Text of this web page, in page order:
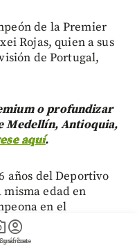
gráficos
account_circle
Suscríbete
de la Premier
Rojas, quien a sus
de Portugal,
o profundizar
Medellín, Antioquia,
aquí.
años del Deportivo
misma edad en
en el
en Paraguay. “Son